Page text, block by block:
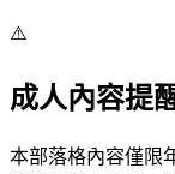
⚠️
成人內容提
本部落格內容僅限